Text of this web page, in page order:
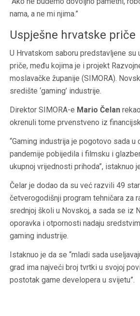
nama, a ne mi njima.”
Uspješne hrvatske priče
U Hrvatskom saboru predstavljene su
priče, među kojima je i projekt
moslavačke županije (SIMORA).
središte ‘gaming’ industrije.
Direktor SIMORA-e Mario Čelan
okrenuli tome prvenstveno iz
“Gaming industrija je pogotovo sada u
pandemije pobijedila i filmsku i
ukupnoj vrijednosti prihoda”, istaknuo
Čelar je dodao da su već razvili 49
četverogodišnji program tehničara za
srednjoj školi u Novskoj, a sada se iz
oporavka i otpornosti nadaju
gaming industrije.
Istaknuo je da se “mladi sada
grad ima najveći broj tvrtki u svojoj
postotak game developera u svijetu”.